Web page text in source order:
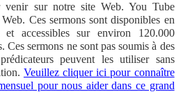
venir sur notre site Web. You Tube
Ces sermons sont disponibles en
et accessibles sur environ 120.000
Ces sermons ne sont pas soumis à des
peuvent les utiliser sans
Veuillez cliquer ici pour connaître
pour nous aider dans ce grand